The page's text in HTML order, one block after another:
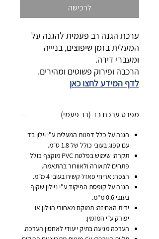
לרכישה
ערכת הגנה רב פעמית להגנה על
המעלית בזמן שיפוצים, בניייה
ומעברי דירה.
הרכבה ופירוק פשוטים ומהירים.
לדף המידע לחצו כאן
מפרט ערכת בד (רב פעמי)
הגנה על כלל דפנות המעלית ע"י וילון בד
עם ספוג בעובי כולל של 1.8 ס״מ.
תקרה: שימוש בפלטת PVC מוקצף כולל
פתחים לתאורה ולאוורור בהתאמה.
רצפה: אריחי פאזל קשיח בעובי 4 מ״מ.
הגנה על קופסת הפיקוד ע"י ניילון שקוף
בעובי 0.6 מ"מ.
ידית האחיזה: תמוקם מאחורי הוילון או
יפורק ע״י המזמין.
הערכה מגיעה בתיק ייעודי לאחסון הערכה.